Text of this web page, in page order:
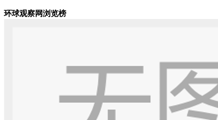
环球观察网浏览榜